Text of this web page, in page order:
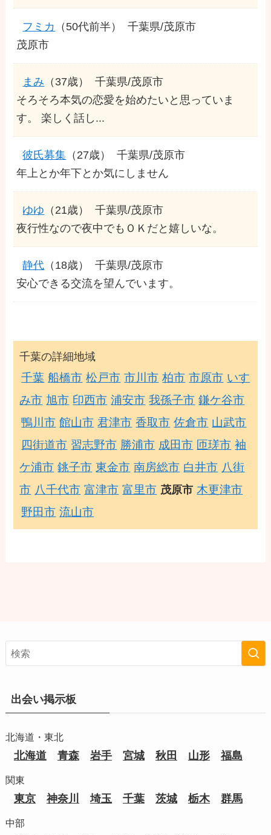
フミカ （50代前半）
千葉県/茂原市
茂原市
まみ （37歳）
千葉県/茂原市
そろそろ本気の恋愛を始めたいと思っていま
す。 楽しく話し...
彼氏募集 （27歳）
千葉県/茂原市
年上とか年下とか気にしません
ゆゆ （21歳）
千葉県/茂原市
夜行性なので夜中でもＯＫだと嬉しいな。
静代 （18歳）
千葉県/茂原市
安心できる交流を望んでいます。
千葉の詳細地域
千葉 船橋市 松戸市 市川市 柏市 市原市 いす
み市 旭市 印西市 浦安市 我孫子市 鎌ケ谷市
鴨川市 館山市 君津市 香取市 佐倉市 山武市
四街道市 習志野市 勝浦市 成田市 匝瑳市 袖
ケ浦市 銚子市 東金市 南房総市 白井市 八街
市 八千代市 富津市 富里市 茂原市 木更津市
野田市 流山市
出会い掲示板
北海道・東北
北海道 青森 岩手 宮城 秋田 山形 福島
関東
東京 神奈川 埼玉 千葉 茨城 栃木 群馬
中部